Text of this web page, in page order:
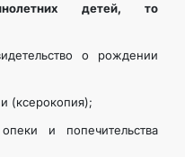
детей, то
о рождении
(ксерокопия);
и попечительства